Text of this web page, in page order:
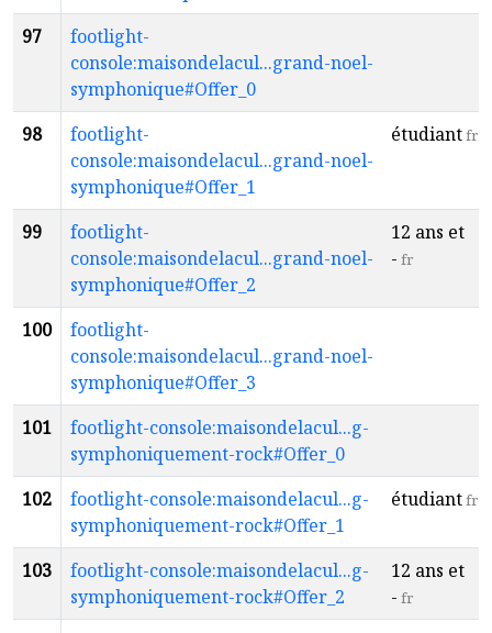
97
footlight-
console:maisondelacul...grand-noel-
symphonique#Offer_0
98
footlight-
console:maisondelacul...grand-noel-
symphonique#Offer_1
étudiantfr
99
footlight-
console:maisondelacul...grand-noel-
symphonique#Offer_2
12 ans et
- fr
100
footlight-
console:maisondelacul...grand-noel-
symphonique#Offer_3
101
footlight-console:maisondelacul...g-
symphoniquement-rock#Offer_0
102
footlight-console:maisondelacul...g-
symphoniquement-rock#Offer_1
étudiantfr
103
footlight-console:maisondelacul...g-
symphoniquement-rock#Offer_2
12 ans et
- fr